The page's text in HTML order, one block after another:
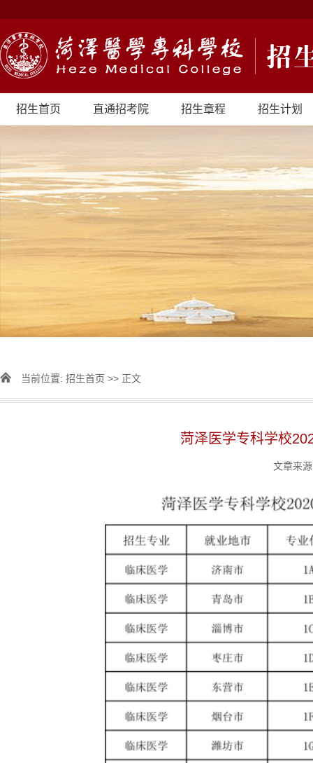
招生首页 直通招考院 招生章程 招生计划
当前位置: 招生首页 >> 正文
菏泽医学专科学校
文章来